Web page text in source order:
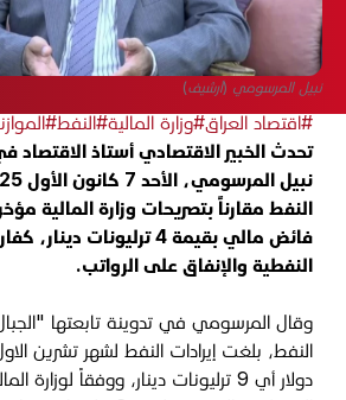
نبيل المرسومي (أرشيف)
#اقتصاد العراق#وزارة المالية#النفط
تحدث الخبير الاقتصادي أستاذ الاقتصاد
النفط مقارناً بتصريحات وزارة المالية
فائض مالي بقيمة 4 ترليونات
النفطية والإنفاق على الرواتب.
وقال المرسومي في تدوينة تابعتها
دولار أي 9 ترليونات دينار، ووفقاً